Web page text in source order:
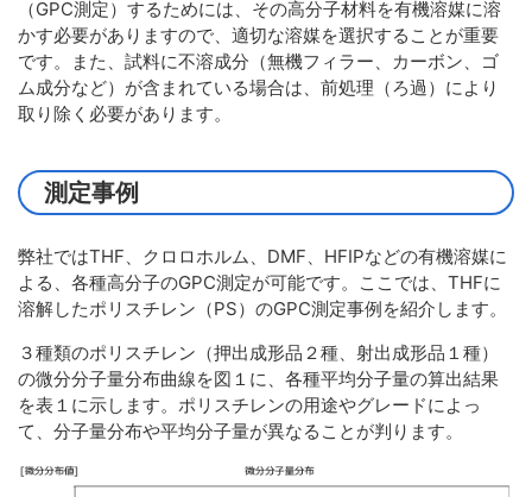
（GPC測定）するためには、その高分子材料を有機溶媒に溶
かす必要がありますので、適切な溶媒を選択することが重要
です。また、試料に不溶成分（無機フィラー、カーボン、ゴ
ム成分など）が含まれている場合は、前処理（ろ過）により
取り除く必要があります。
測定事例
弊社ではTHF、クロロホルム、DMF、HFIPなどの有機溶媒に
よる、各種高分子のGPC測定が可能です。ここでは、THFに
溶解したポリスチレン（PS）のGPC測定事例を紹介します。
３種類のポリスチレン（押出成形品２種、射出成形品１種）
の微分分子量分布曲線を図１に、各種平均分子量の算出結果
を表１に示します。ポリスチレンの用途やグレードによっ
て、分子量分布や平均分子量が異なることが判ります。